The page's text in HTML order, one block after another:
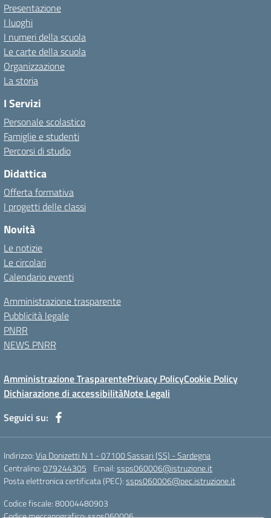
Presentazione
I luoghi
I numeri della scuola
Le carte della scuola
Organizzazione
La storia
I Servizi
Personale scolastico
Famiglie e studenti
Percorsi di studio
Didattica
Offerta formativa
I progetti delle classi
Novità
Le notizie
Le circolari
Calendario eventi
Amministrazione trasparente
Pubblicità legale
PNRR
NEWS PNRR
Amministrazione TrasparentePrivacy PolicyCookie Policy
Dichiarazione di accessibilitàNote Legali
Seguici su:
Indirizzo:Via Donizetti N 1 - 07100 Sassari (SS) - Sardegna
Centralino:079244305 Email:ssps060006@istruzione.it
Posta elettronica certificata (PEC):ssps060006@pec.istruzione.it
Codice fiscale: 80004480903